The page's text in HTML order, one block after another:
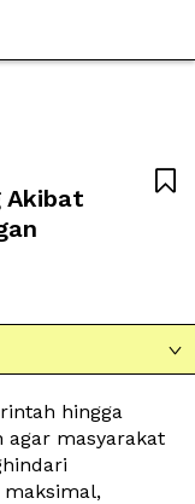
Akibat


hingga
agar masyarakat
maksimal,